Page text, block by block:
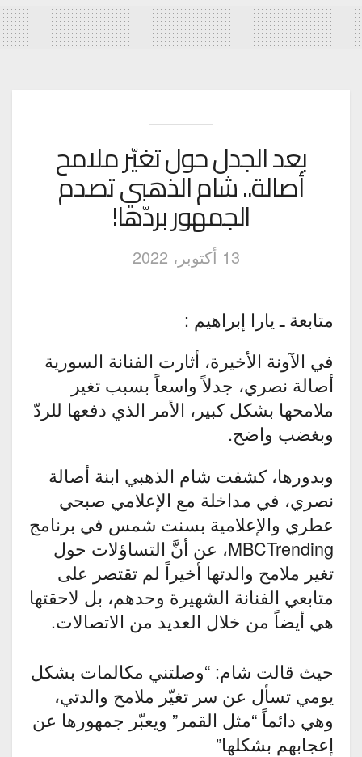
بعد الجدل حول تغيّر ملامح
أصالة.. شام الذهبي تصدم
الجمهور بردّها!
13 أكتوبر، 2022
متابعة ـ يارا إبراهيم :
في الآونة الأخيرة، أثارت الفنانة السورية
أصالة نصري، جدلاً واسعاً بسبب تغير
ملامحها بشكل كبير، الأمر الذي دفعها للردّ
وبغضب واضح.
وبدورها، كشفت شام الذهبي ابنة أصالة
نصري، في مداخلة مع الإعلامي صبحي
عطري والإعلامية بسنت شمس في برنامج
MBCTrending، عن أنَّ التساؤلات حول
تغير ملامح والدتها أخيراً لم تقتصر على
متابعي الفنانة الشهيرة وحدهم، بل لاحقتها
هي أيضاً من خلال العديد من الاتصالات.
حيث قالت شام: “وصلتني مكالمات بشكل
يومي تسأل عن سر تغيّر ملامح والدتي،
وهي دائماً “مثل القمر” ويعبّر جمهورها عن
إعجابهم بشكلها”